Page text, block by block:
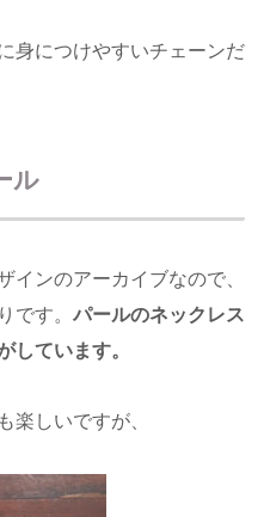
身につけやすいチェーンだ
ル
インのアーカイブなので、
です。 パールのネックレス
しています。
楽しいですが、